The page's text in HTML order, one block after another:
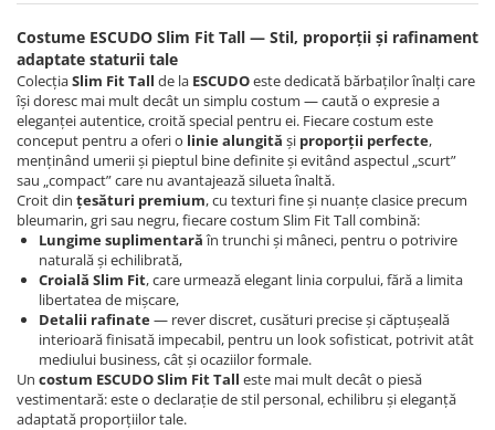
Costume ESCUDO Slim Fit Tall — Stil, proporții și rafinament
adaptate staturii tale
ColecțiaSlim Fit Tall de la ESCUDOeste dedicată bărbaților înalți care
își doresc mai mult decât un simplu costum — caută o expresie a
eleganței autentice, croită special pentru ei. Fiecare costum este
conceput pentru a oferi o linie alungită și proporții perfecte,
menținând umerii și pieptul bine definite și evitând aspectul „scurt”
sau „compact” care nu avantajează silueta înaltă.
Croit din țesături premium, cu texturi fine și nuanțe clasice precum
bleumarin, gri sau negru, fiecare costum Slim Fit Tall combină:
Lungime suplimentarăîn trunchi și mâneci, pentru o potrivire
naturală și echilibrată,
Croială Slim Fit, care urmează elegant linia corpului, fără a limita
libertatea de mișcare,
Detalii rafinate— rever discret, cusături precise și căptușeală
interioară finisată impecabil, pentru un look sofisticat, potrivit atât
mediului business, cât și ocaziilor formale.
Un costum ESCUDO Slim Fit Tall este mai mult decât o piesă
vestimentară: este o declarație de stil personal, echilibru și eleganță
adaptată proporțiilor tale.